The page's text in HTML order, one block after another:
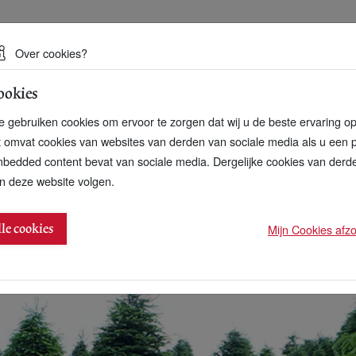
duurzame toekomst
rechten gekregen
Over cookies?
gebruiken cookies om ervoor te zorgen dat wij u de beste ervaring
omvat cookies van websites van derden van sociale media als u een
content bevat van sociale media. Dergelijke cookies van
deze website volgen.
cookies Mijn Cookies